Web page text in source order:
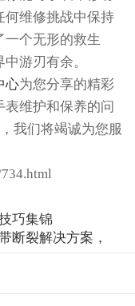
何维修挑战中保持
个无形的救生
游刃有余。
心为您分享的精彩
表维护和保养的问
我们将竭诚为您服
巧集锦
断裂解决方案，